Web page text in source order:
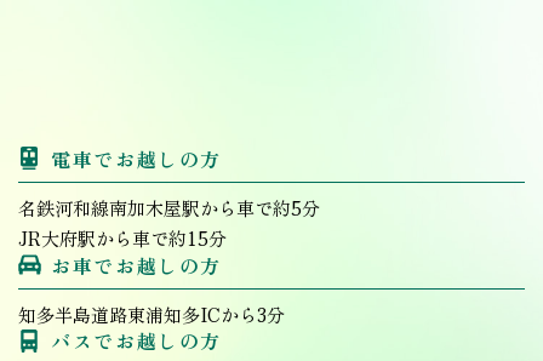
電車でお越しの方
名鉄河和線南加木屋駅から車で約5分
JR大府駅から車で約15分
お車でお越しの方
知多半島道路東浦知多ICから3分
バスでお越しの方